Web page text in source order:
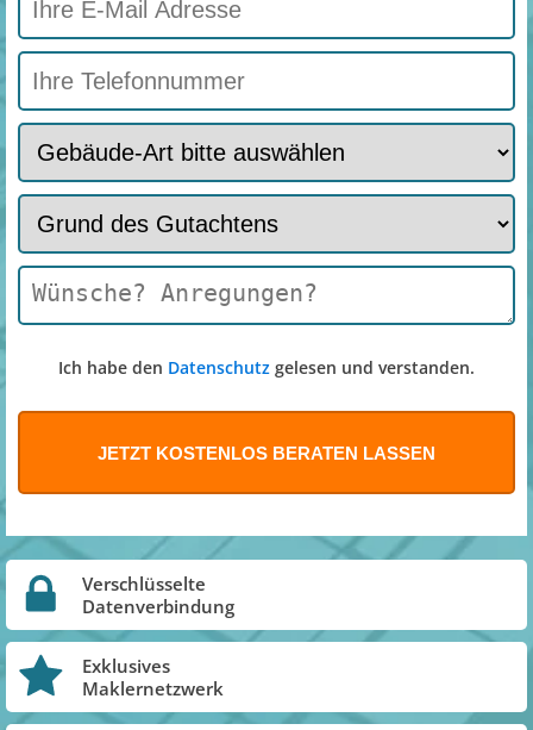
Ich habe den Datenschutz gelesen und verstanden.
Verschlüsselte
Datenverbindung
Exklusives
Maklernetzwerk